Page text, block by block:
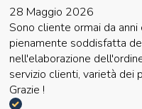
28 Maggio 2026
Sono cliente ormai da
pienamente soddisfatta
nell'elaborazione
servizio clienti, varietà dei
Grazie !